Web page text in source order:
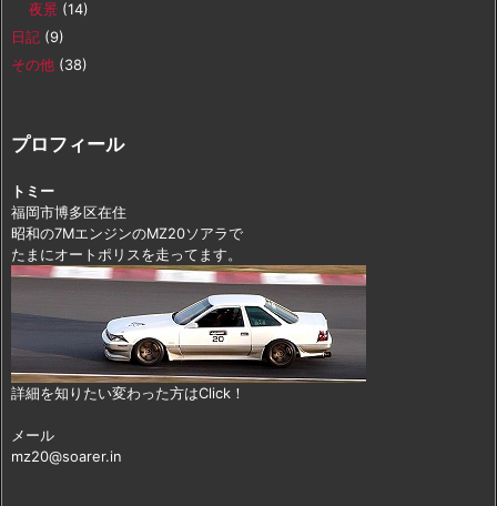
夜景 (14)
日記 (9)
その他 (38)
プロフィール
トミー
福岡市博多区在住
昭和の7MエンジンのMZ20ソアラで
たまにオートポリスを走ってます。
詳細を知りたい変わった方はClick！
メール
mz20@soarer.in